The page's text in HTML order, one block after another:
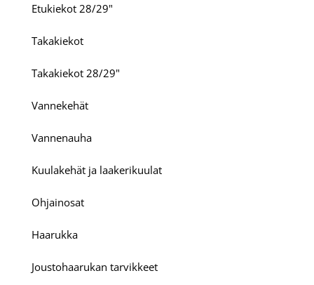
Etukiekot 28/29"
Takakiekot
Takakiekot 28/29"
Vannekehät
Vannenauha
Kuulakehät ja laakerikuulat
Ohjainosat
Haarukka
Joustohaarukan tarvikkeet